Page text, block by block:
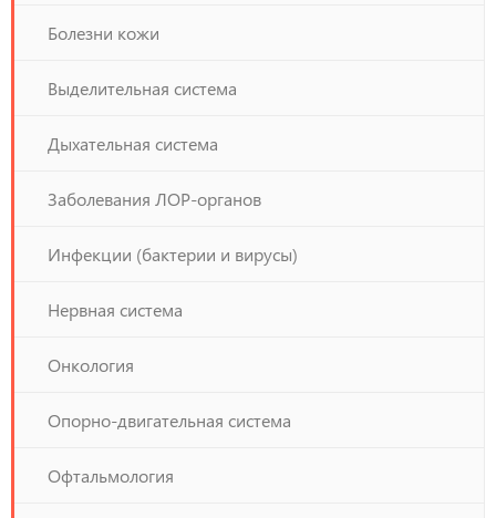
Болезни кожи
Выделительная система
Дыхательная система
Заболевания ЛОР-органов
Инфекции (бактерии и вирусы)
Нервная система
Онкология
Опорно-двигательная система
Офтальмология